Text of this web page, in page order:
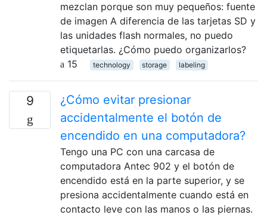
mezclan porque son muy pequeños: fuente
de imagen A diferencia de las tarjetas SD y
las unidades flash normales, no puedo
etiquetarlas. ¿Cómo puedo organizarlos?
15
technology storage labeling
9
¿Cómo evitar presionar
accidentalmente el botón de
encendido en una computadora?
Tengo una PC con una carcasa de
computadora Antec 902 y el botón de
encendido está en la parte superior, y se
presiona accidentalmente cuando está en
contacto leve con las manos o las piernas.